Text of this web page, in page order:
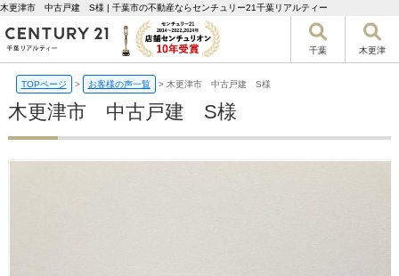
木更津市 中古戸建 S様 | 千葉市の不動産ならセンチュリー21千葉リアルティー
千葉 木更津
TOPページ > お客様の声一覧 > 木更津市 中古戸建 S様
木更津市 中古戸建 S様